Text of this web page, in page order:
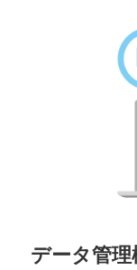
データ管理